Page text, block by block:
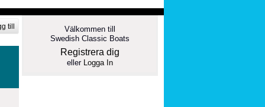
till
Välkommen till
Swedish Classic Boats
Registrera dig
eller Logga In